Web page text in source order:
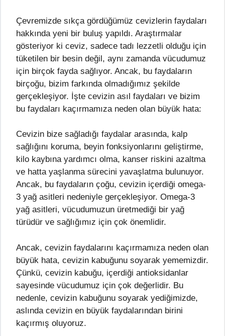
Çevremizde sıkça gördüğümüz cevizlerin faydaları
hakkında yeni bir buluş yapıldı. Araştırmalar
gösteriyor ki ceviz, sadece tadı lezzetli olduğu için
tüketilen bir besin değil, aynı zamanda vücudumuz
için birçok fayda sağlıyor. Ancak, bu faydaların
birçoğu, bizim farkında olmadığımız şekilde
gerçekleşiyor. İşte cevizin asıl faydaları ve bizim
bu faydaları kaçırmamıza neden olan büyük hata:
Cevizin bize sağladığı faydalar arasında, kalp
sağlığını koruma, beyin fonksiyonlarını geliştirme,
kilo kaybına yardımcı olma, kanser riskini azaltma
ve hatta yaşlanma sürecini yavaşlatma bulunuyor.
Ancak, bu faydaların çoğu, cevizin içerdiği omega-
3 yağ asitleri nedeniyle gerçekleşiyor. Omega-3
yağ asitleri, vücudumuzun üretmediği bir yağ
türüdür ve sağlığımız için çok önemlidir.
Ancak, cevizin faydalarını kaçırmamıza neden olan
büyük hata, cevizin kabuğunu soyarak yememizdir.
Çünkü, cevizin kabuğu, içerdiği antioksidanlar
sayesinde vücudumuz için çok değerlidir. Bu
nedenle, cevizin kabuğunu soyarak yediğimizde,
aslında cevizin en büyük faydalarından birini
kaçırmış oluyoruz.